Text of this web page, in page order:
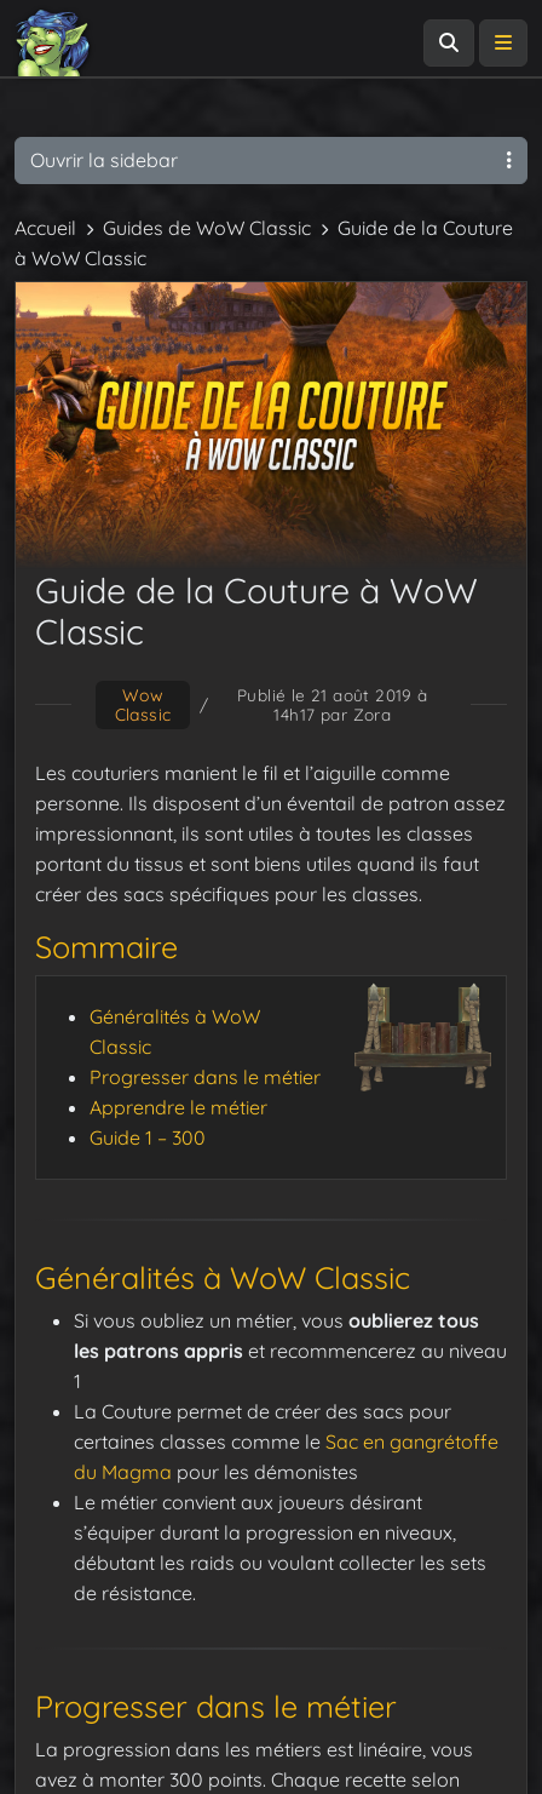
Accueil Guides de WoW Classic
Guide de la Couture
à WoW Classic
Guide de la Couture à WoW
Classic
Wow
Classic
/
Publié le 21 août 2019 à
14h17 par Zora
Les couturiers manient le fil et l’aiguille comme
personne. Ils disposent d’un éventail de patron assez
impressionnant, ils sont utiles à toutes les classes
portant du tissus et sont biens utiles quand ils faut
créer des sacs spécifiques pour les classes.
Sommaire
Généralités à WoW
Classic
Progresser dans le métier
Apprendre le métier
Guide 1 – 300
Généralités à WoW Classic
Si vous oubliez un métier, vous oublierez tous
les patrons appris et recommencerez au niveau
1
La Couture permet de créer des sacs pour
certaines classes comme le Sac en gangrétoffe
du Magma pour les démonistes
Le métier convient aux joueurs désirant
s’équiper durant la progression en niveaux,
débutant les raids ou voulant collecter les sets
de résistance.
Progresser dans le métier
La progression dans les métiers est linéaire, vous
avez à monter 300 points. Chaque recette selon
Ouvrir la sidebar